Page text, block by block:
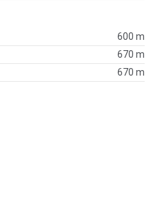
600 m
670 m
670 m